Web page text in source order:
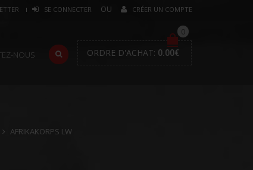
SE CONNECTER CRÉER UN COMPTE
NOUS
0
ORDRE D'ACHAT: 0.00€
AFRIKAKORPS LW